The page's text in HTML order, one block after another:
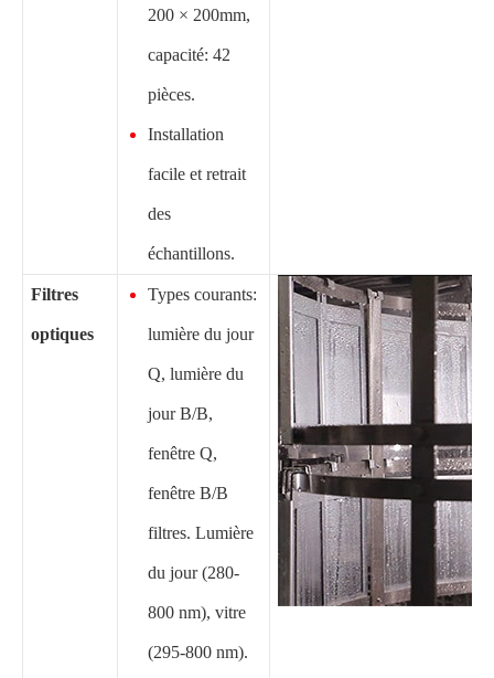
200 × 200mm,
capacité: 42
pièces.
Installation
facile et retrait
des
échantillons.
Filtres
optiques
Types courants:
lumière du jour
Q, lumière du
jour B/B,
fenêtre Q,
fenêtre B/B
filtres. Lumière
du jour (280-
800 nm), vitre
(295-800 nm).